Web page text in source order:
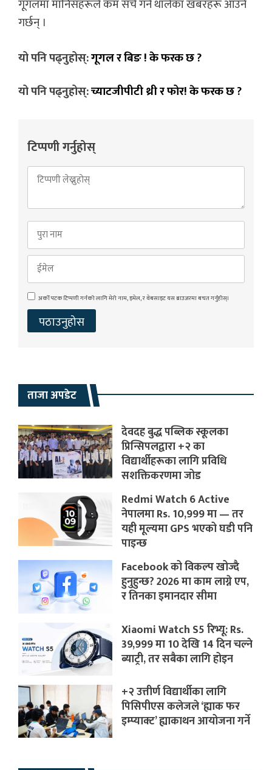
गूगलमा मानिसहरूले कम सर्च गर्न थालेका खबरहरू आउने
गर्छन् ।
यो पनि पढ्नुहोस्:गूगल र बिङ ! के फरक छ ?
यो पनि पढ्नुहोस्:च्याटजीपीटी थ्री र फोर! के फरक छ ?
टिप्पणी गर्नुहोस्
अर्को पटक टिप्पणी गर्नको लागि मेरो नाम, इमेल, र वेबसाइट यस ब्राउजरमा बचत गर्नुहोस्।
ताजा अपडेट
देवदह बुद्ध पब्लिक स्कूलका
प्रिन्सिपलद्वारा +२ का
विद्यार्थीहरूका लागि प्रविधि
सशक्तिकरणमा जोड
Redmi Watch 6 Active
नेपालमा Rs. 10,999 मा — तर
यही मूल्यमा GPS भएको घडी पनि
पाइन्छ
Facebook को विकल्प खोज्दै
हुनुहुन्छ? 2026 मा काम लाग्ने एप,
र तिनका इमानदार सीमा
Xiaomi Watch S5 रिभ्यू: Rs.
39,999 मा 10 देखि 14 दिन चल्ने
ब्याट्री, तर सबैका लागि होइन
+२ उत्तीर्ण विद्यार्थीका लागि
पिसिपीएस कलेजले ‘ह्याक फर
इम्प्याक्ट’ ह्याकाथन आयोजना गर्ने